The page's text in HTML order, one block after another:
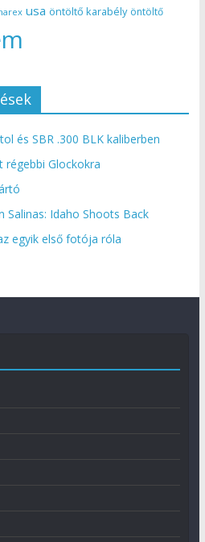
usa öntöltő karabély öntöltő
és SBR .300 BLK kaliberben
régebbi Glockokra
Salinas: Idaho Shoots Back
egyik első fotója róla